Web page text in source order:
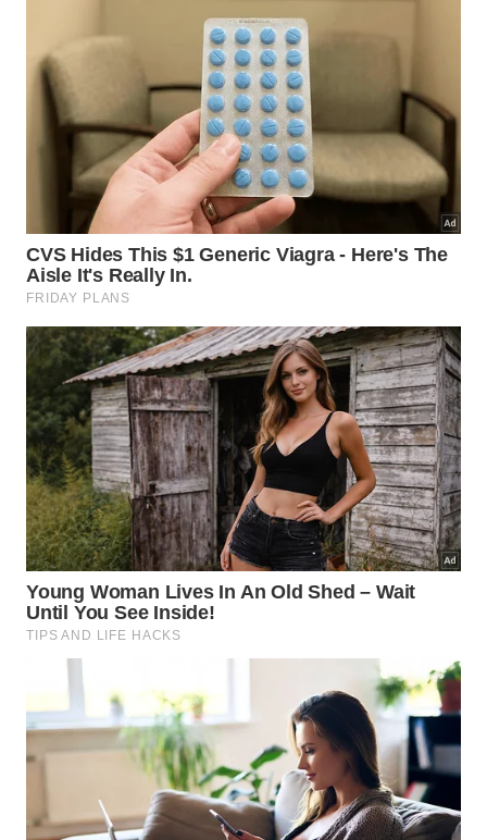
Na prática, combine estes recursos:
Observe tomadas, interruptores e luminárias
próximas.
Use detector de parede antes de marcar o furo.
Repita a leitura em linhas verticais e horizontais.
Consulte planta elétrica, quando ela estiver
disponível.
Evite furar pontos com sinais contraditórios ou
leitura instável.
Em instalações mais organizadas, os cabos geralmente
seguem trajetos verticais ou horizontais a partir de
tomadas e interruptores -Imagem gerada por IA
Como furar com mais segurança
Depois de escolher um ponto aparentemente livre,
desligue o disjuntor do circuito da área antes de
furar. Use broca adequada, comece sem impacto se
a parede permitir e avance com cuidado para
perceber qualquer resistênciaestranhaou
mudançabrusca.